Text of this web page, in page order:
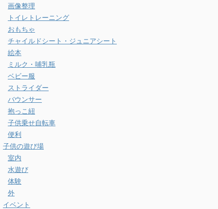
画像整理
トイレトレーニング
おもちゃ
チャイルドシート・ジュニアシート
絵本
ミルク・哺乳瓶
ベビー服
ストライダー
バウンサー
抱っこ紐
子供乗せ自転車
便利
子供の遊び場
室内
水遊び
体験
外
イベント